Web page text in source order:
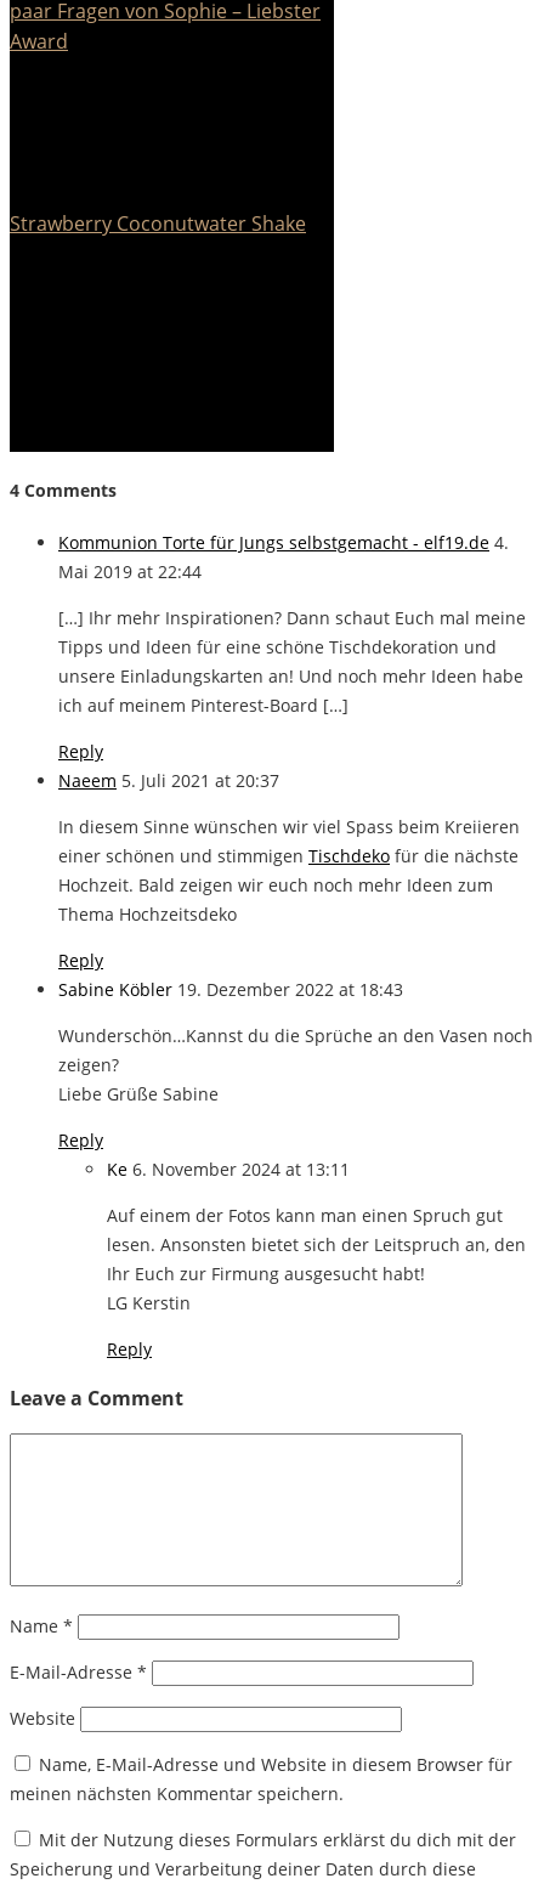
paar Fragen von Sophie – Liebster
Award
Strawberry Coconutwater Shake
4 Comments
Kommunion Torte für Jungs selbstgemacht - elf19.de 4.
Mai 2019 at 22:44
[…] Ihr mehr Inspirationen? Dann schaut Euch mal meine
Tipps und Ideen für eine schöne Tischdekoration und
unsere Einladungskarten an! Und noch mehr Ideen habe
ich auf meinem Pinterest-Board […]
Reply
Naeem 5. Juli 2021 at 20:37
In diesem Sinne wünschen wir viel Spass beim Kreiieren
einer schönen und stimmigen Tischdeko für die nächste
Hochzeit. Bald zeigen wir euch noch mehr Ideen zum
Thema Hochzeitsdeko
Reply
Sabine Köbler 19. Dezember 2022 at 18:43
Wunderschön…Kannst du die Sprüche an den Vasen noch
zeigen?
Liebe Grüße Sabine
Reply
Ke 6. November 2024 at 13:11
Auf einem der Fotos kann man einen Spruch gut
lesen. Ansonsten bietet sich der Leitspruch an, den
Ihr Euch zur Firmung ausgesucht habt!
LG Kerstin
Reply
Leave a Comment
Name *
E-Mail-Adresse *
Website
Name, E-Mail-Adresse und Website in diesem Browser für
meinen nächsten Kommentar speichern.
Mit der Nutzung dieses Formulars erklärst du dich mit der
Speicherung und Verarbeitung deiner Daten durch diese